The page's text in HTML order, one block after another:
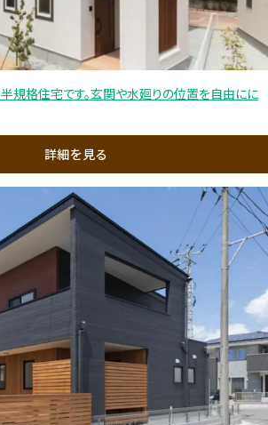
規格住宅です。玄関や水廻りの位置を自由にに
詳細を見る